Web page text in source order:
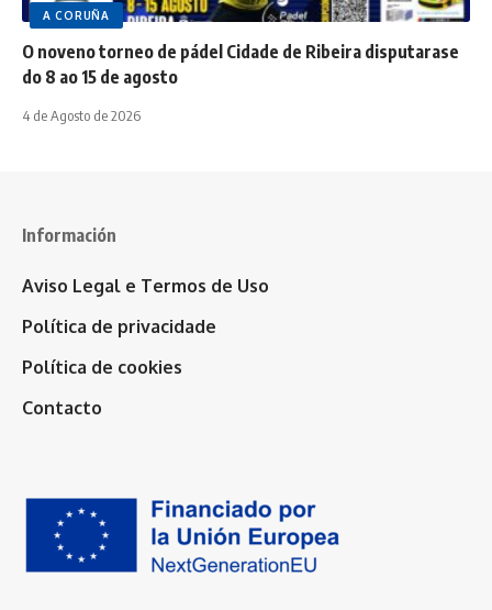
A CORUÑA
O noveno torneo de pádel Cidade de Ribeira disputarase
do 8 ao 15 de agosto
4 de Agosto de 2026
Información
Aviso Legal e Termos de Uso
Política de privacidade
Política de cookies
Contacto